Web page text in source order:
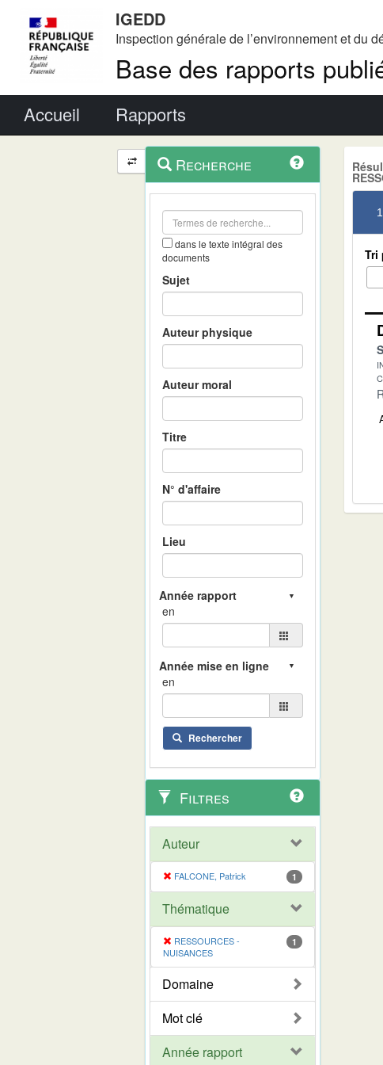
IGEDD
Inspection générale de l’environnement et du
Base des rapports
Accueil Rapports
Navigation
et
outils
contextuel
Recherche
dans le texte intégral des
documents
Sujet
Auteur physique
Auteur moral
Titre
N° d'affaire
Lieu
en
en
Rechercher
Filtres
Auteur
FALCONE, Patrick 1
Thématique
RESSOURCES -
NUISANCES
1
Domaine
Mot clé
Année rapport
Tri